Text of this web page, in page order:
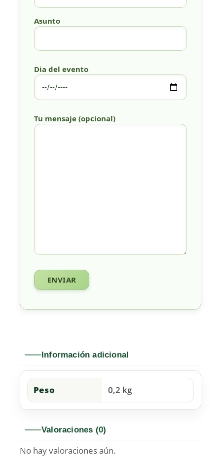
Asunto
Dia del evento
Tu mensaje (opcional)
Información adicional
Peso 0,2 kg
Valoraciones (0)
No hay valoraciones aún.